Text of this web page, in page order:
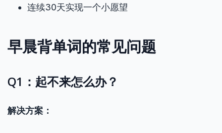
连续30天实现一个小愿望
早晨背单词的常见问题
Q1：起不来怎么办？
解决方案：